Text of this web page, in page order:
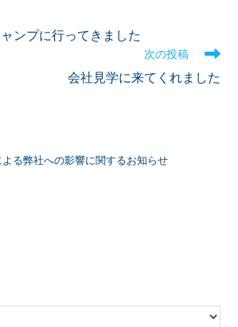
ンプに行ってきました
次の投稿
会社見学に来てくれました
る弊社への影響に関するお知らせ